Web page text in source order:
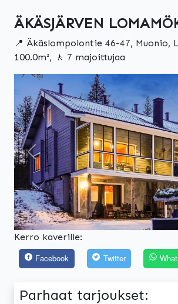
ÄKÄSJÄRVEN
📍 Äkäslompolontie 46-47, Muonio,
100.0m², 🚶 7 majoittujaa
Edellinen
Kerro kaverille:
Facebook
Twitter
Parhaat tarjoukset: